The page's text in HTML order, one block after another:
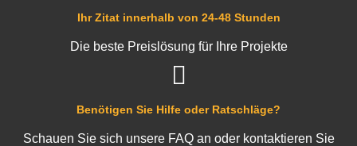
Benötigen Sie Hilfe oder Ratschläge?
Schauen Sie sich unsere FAQ an oder kontaktieren Sie
Ihr Zitat innerhalb von 24-48 Stunden
Die beste Preislösung für Ihre Projekte